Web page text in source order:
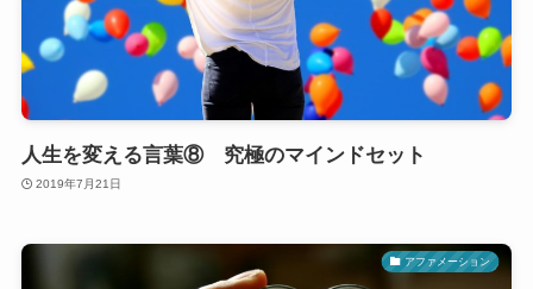
人生を変える言葉⑧ 究極のマインドセット
2019年7月21日
アファメーション